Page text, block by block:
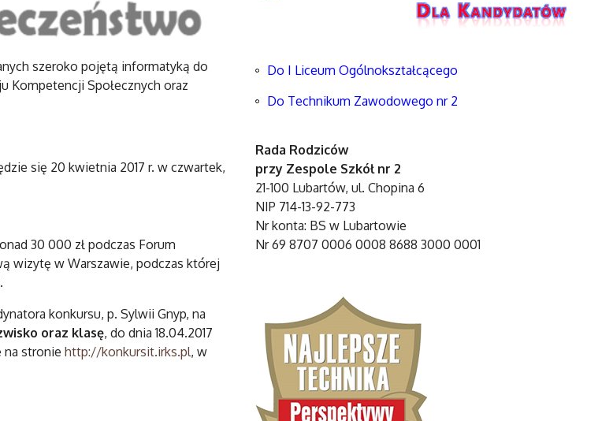
szeroko pojętą informatyką do
Kompetencji Społecznych oraz
się 20 kwietnia 2017 r. w czwartek,
30 000 zł podczas Forum
wizytę w Warszawie, podczas której
konkursu, p. Sylwii Gnyp, na
oraz klasę, do dnia 18.04.2017
na stronie http://konkursit.irks.pl, w
Do I Liceum Ogólnokształcącego
Do Technikum Zawodowego nr 2
Rada Rodziców
przy Zespole Szkół nr 2
21-100 Lubartów, ul. Chopina 6
NIP 714-13-92-773
Nr konta: BS w Lubartowie
Nr 69 8707 0006 0008 8688 3000 0001